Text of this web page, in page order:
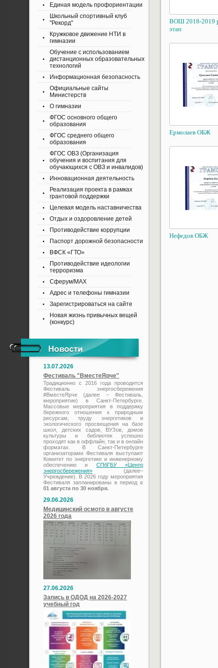
ВОШ 2018-2019
этап
Ермолаев ОБЖ
Нефедов ОБЖ
Единая модель профориентации
Школьный спортивный клуб
"Рекорд"
Кружковое движение НТИ в
гимназии
Обучение с использованием
дистанционных образовательных
технологий
Информационная безопасность
Официальные сайты
Министерств
О гимназии
ФГОС основного общего
образования
ФГОС среднего общего
образования
ФГОС ОВЗ (Организация
обучения и воспитания для
обучающихся с ОВЗ и инвалидов)
Инновационная деятельность
Реализация проекта в рамках
грантовой поддержки
Целевая модель наставничества
Отдых и оздоровление детей
Противодействие коррупции
Паспорт дорожной безопасности
ВФСК «ГТО»
Противодействие идеологии
терроризма
Сферум/MAX
Адрес и телефоны гимназии
Зарегистрироваться на сайте
Новая жизнь привычных вещей
(конкурс)
13.07.2026
Фестиваль "ВместеЯрче"
Традиционно с 2016 года проводится
Фестиваль энергосбережения
#ВместеЯрче (далее – Фестиваль,
мероприятие) в Санкт-Петербурге.
Массовые мероприятия в поддержку
бережного отношения к природным
ресурсам, труду энергетиков и
экологического просвещения на базе
школ, детских садов, ВУЗов, домов
культуры и библиотек успешно
проходят как в оффлайн, так и в онлайн
форматах. В Санкт-Петербурге
организаторами Фестиваля выступают
Комитет по энергетике и инженерному
обеспечению и СПбГБУ «Центр
энергосбережения» (далее–
Учреждение). В 2026 году мероприятия
Фестиваля запланированы в период с
01 августа по 30 ноября.
29.06.2026
Медицинский осмотр в августе
2026 года
27.06.2026
Запись в ОДОД на 2026-2027
учебный год